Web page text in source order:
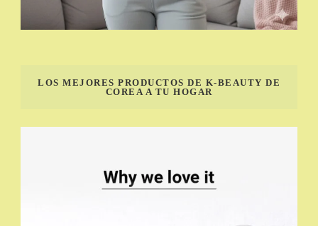
LOS MEJORES PRODUCTOS DE K-BEAUTY DE
COREA A TU HOGAR